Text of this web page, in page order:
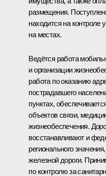
размещения.
находится на контроле
на местах.
Ведётся работа
и организации
работа по оказанию
пострадавшего
пунктах,
объектов связи,
жизнеобеспечения.
восстанавливают и
регионального
железной дороги.
по контролю за